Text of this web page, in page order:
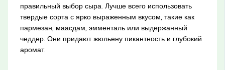
правильный выбор сыра. Лучше всего использовать
твердые сорта с ярко выраженным вкусом, такие как
пармезан, маасдам, эмменталь или выдержанный
чеддер. Они придают жюльену пикантность и глубокий
аромат.